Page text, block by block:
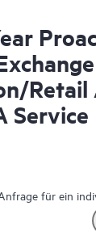
Retail
Service
für ein